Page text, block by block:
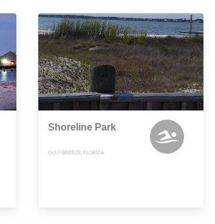
Shoreline Park
GULF BREEZE, FLORIDA